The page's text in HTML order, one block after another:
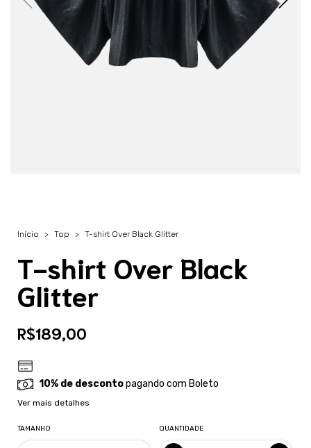
Início > Top > T-shirt Over Black Glitter
T-shirt Over Black
Glitter
R$189,00
10% de descontopagando com Boleto
Ver mais detalhes
TAMANHO QUANTIDADE